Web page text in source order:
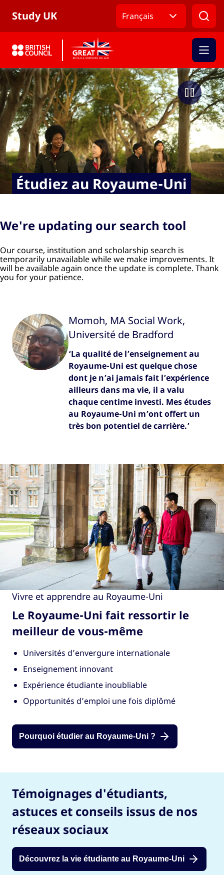
Revenir au menu de navigation
Revenir au pied de page principal
Study UK Français
Étudiez au Royaume-Uni
We're updating our search tool
Our course, institution and scholarship search is
temporarily unavailable while we make improvements. It
will be available again once the update is complete. Thank
you for your patience.
‘La qualité de l’enseignement au
Royaume-Uni est quelque chose
dont je n’ai jamais fait l’expérience
ailleurs dans ma vie, il a valu
chaque centime investi. Mes études
au Royaume-Uni m’ont offert un
très bon potentiel de carrière.’
Momoh, MA Social Work,
Université de Bradford
Vivre et apprendre au Royaume-Uni
Le Royaume-Uni fait ressortir le
meilleur de vous-même
Universités d’envergure internationale
Enseignement innovant
Expérience étudiante inoubliable
Opportunités d’emploi une fois diplômé
Pourquoi étudier au Royaume-Uni ?
Témoignages d'étudiants,
astuces et conseils issus de nos
réseaux sociaux
Découvrez la vie étudiante au Royaume-Uni